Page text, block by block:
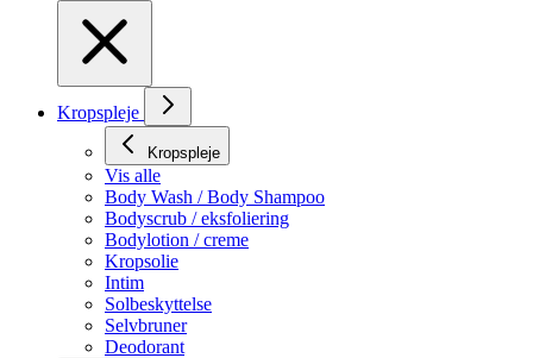
Kropspleje
Kropspleje
Vis alle
Body Wash / Body Shampoo
Bodyscrub / eksfoliering
Bodylotion / creme
Kropsolie
Intim
Solbeskyttelse
Selvbruner
Deodorant